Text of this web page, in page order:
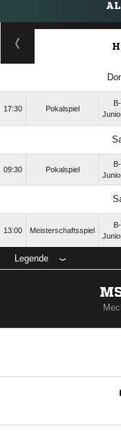
17:30 Pokalspiel
B-
09:30 Pokalspiel
B-
13:00 Meisterschaftsspiel
B-
Legende